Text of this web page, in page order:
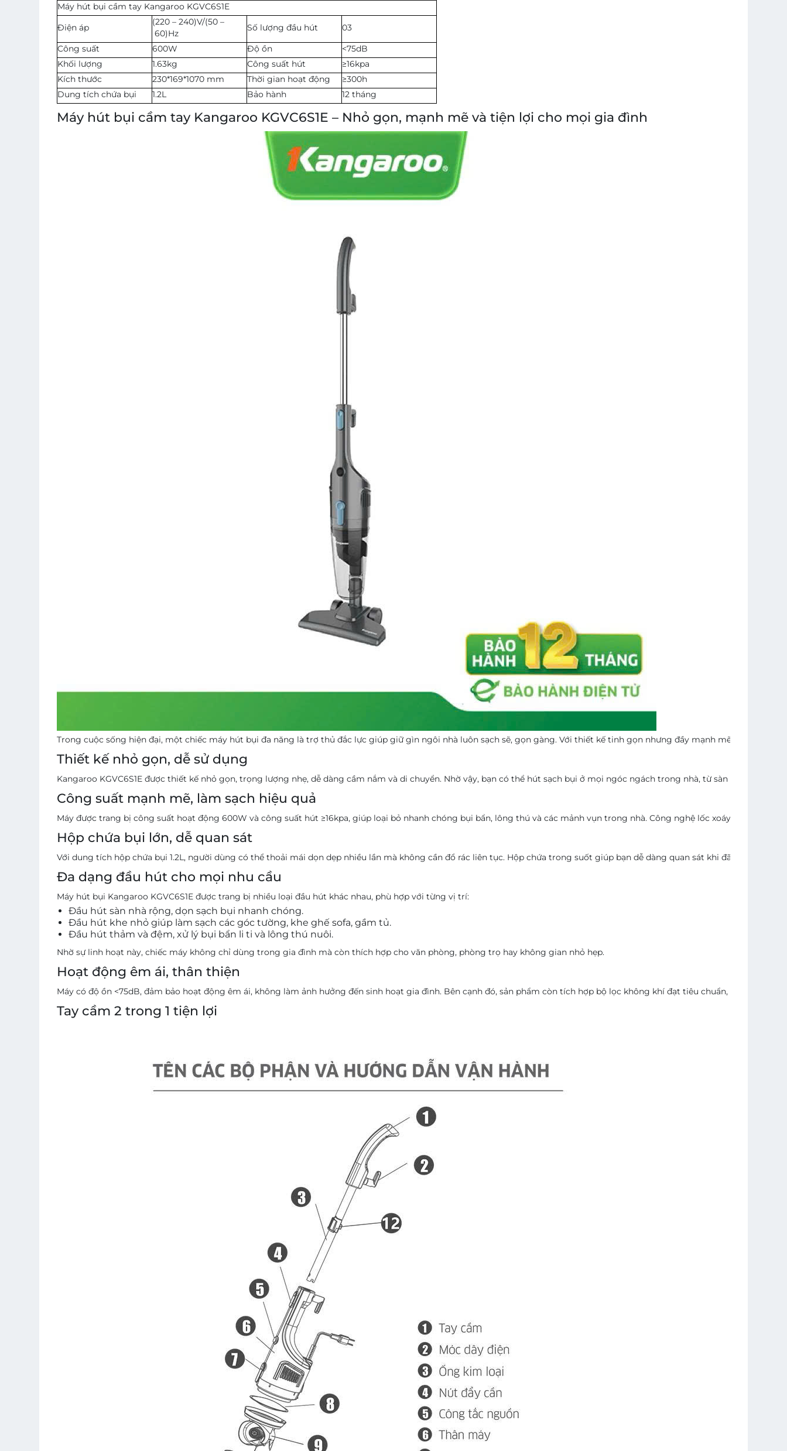
Máy hút bụi cầm tay Kangaroo KGVC6S1E
Điện áp
(220 – 240)V/(50 –
60)Hz
Số lượng đầu hút
03
Công suất
600W Độ ồn
<75dB
Khối lượng
1.63kg Công suất hút
≥16kpa
Kích thước
230*169*1070 mm Thời gian hoạt động
≥300h
Dung tích chứa bụi
1.2L Bảo hành 12 tháng
Máy hút bụi cầm tay Kangaroo KGVC6S1E – Nhỏ gọn, mạnh mẽ và tiện lợi cho mọi gia đình
Trong cuộc sống hiện đại, một chiếc máy hút bụi đa năng là trợ thủ đắc lực giúp giữ gìn ngôi nhà luôn sạch sẽ, gọn gàng. Với thiết kế tinh gọn nhưng đầy mạnh mẽ, máy hút
Thiết kế nhỏ gọn, dễ sử dụng
Kangaroo KGVC6S1E được thiết kế nhỏ gọn, trọng lượng nhẹ, dễ dàng cầm nắm và di chuyển. Nhờ vậy, bạn có thể hút sạch bụi ở mọi ngóc ngách trong nhà, từ sàn nhà,
Công suất mạnh mẽ, làm sạch hiệu quả
Máy được trang bị công suất hoạt động 600W và công suất hút ≥16kpa, giúp loại bỏ nhanh chóng bụi bẩn, lông thú và các mảnh vụn trong nhà. Công nghệ lốc xoáy tiên tiến
Hộp chứa bụi lớn, dễ quan sát
Với dung tích hộp chứa bụi 1.2L, người dùng có thể thoải mái dọn dẹp nhiều lần mà không cần đổ rác liên tục. Hộp chứa trong suốt giúp bạn dễ dàng quan sát khi đã đầy để kịp
Đa dạng đầu hút cho mọi nhu cầu
Máy hút bụi Kangaroo KGVC6S1E được trang bị nhiều loại đầu hút khác nhau, phù hợp với từng vị trí:
Đầu hút sàn nhà rộng, dọn sạch bụi nhanh chóng.
Đầu hút khe nhỏ giúp làm sạch các góc tường, khe ghế sofa, gầm tủ.
Đầu hút thảm và đệm, xử lý bụi bẩn li ti và lông thú nuôi.
Nhờ sự linh hoạt này, chiếc máy không chỉ dùng trong gia đình mà còn thích hợp cho văn phòng, phòng trọ hay không gian nhỏ hẹp.
Hoạt động êm ái, thân thiện
Máy có độ ồn <75dB, đảm bảo hoạt động êm ái, không làm ảnh hưởng đến sinh hoạt gia đình. Bên cạnh đó, sản phẩm còn tích hợp bộ lọc không khí đạt tiêu chuẩn, giúp loại
Tay cầm 2 trong 1 tiện lợi